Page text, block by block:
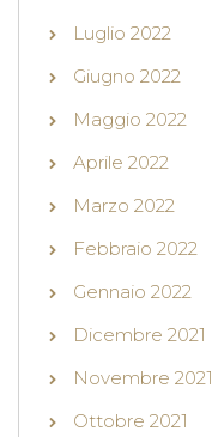
Luglio 2022
Giugno 2022
Maggio 2022
Aprile 2022
Marzo 2022
Febbraio 2022
Gennaio 2022
Dicembre 2021
Novembre 2021
Ottobre 2021